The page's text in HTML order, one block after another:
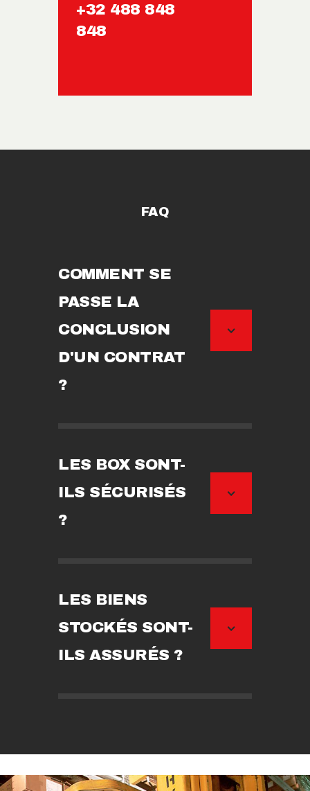
+32 488 848
848
FAQ
COMMENT SE
PASSE LA
CONCLUSION
D'UN CONTRAT
?
LES BOX SONT-
ILS SÉCURISÉS
?
LES BIENS
STOCKÉS SONT-
ILS ASSURÉS ?